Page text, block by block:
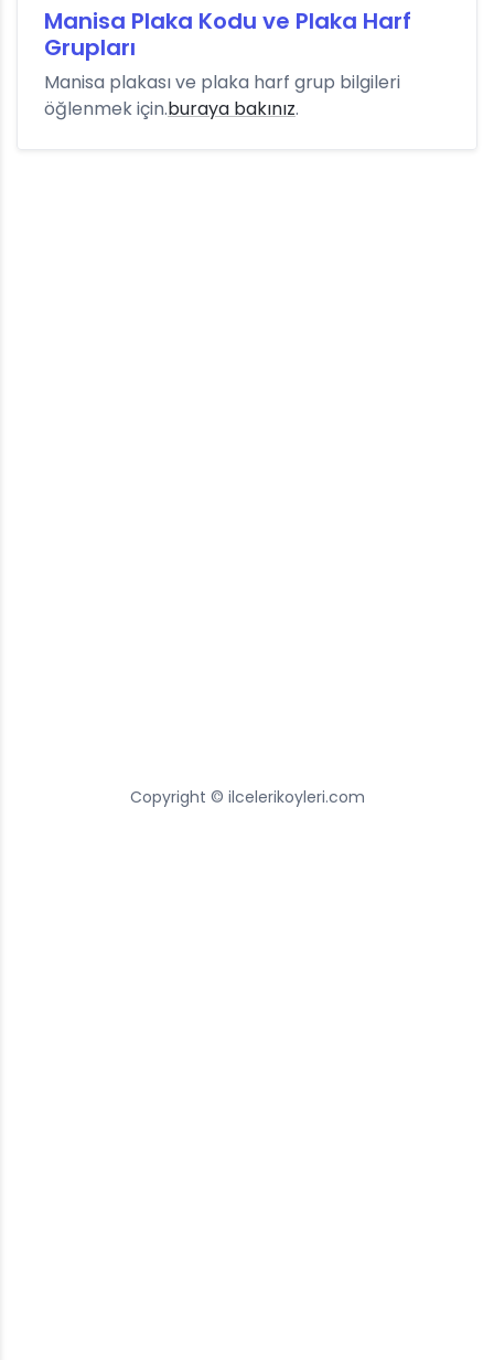
Manisa Plaka Kodu ve Plaka Harf
Grupları
Manisa plakası ve plaka harf grup bilgileri
öğlenmek için.buraya bakınız.
Copyright © ilcelerikoyleri.com